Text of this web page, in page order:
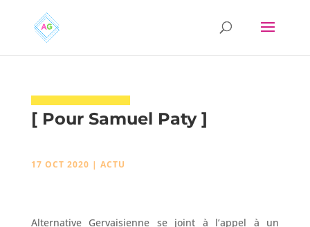
[ Pour Samuel Paty ]
17 OCT 2020 | ACTU
Alternative Gervaisienne se joint à l’appel à un